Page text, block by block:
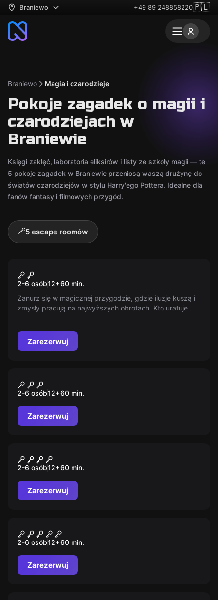
Braniewo +49 89 248858220🇵🇱
Braniewo Magia i czarodzieje
Pokoje zagadek o magii i
czarodziejach w
Braniewie
Księgi zaklęć, laboratoria eliksirów i listy ze szkoły magii — te
5 pokoje zagadek w Braniewie przeniosą waszą drużynę do
światów czarodziejów w stylu Harry'ego Pottera. Idealne dla
fanów fantasy i filmowych przygód.
🪄5 escape roomów
Kraina Czarów
2-6 osób12+60 min.
Zanurz się w magicznej przygodzie, gdzie iluzje kuszą i
zmysły pracują na najwyższych obrotach. Kto uratuje
rzeczywistości.
Zarezerwuj
Epizod 2054 - Escape Box
2-6 osób12+60 min.
Zarezerwuj
Komnata Wiedźmy
2-6 osób12+60 min.
Zarezerwuj
El Profesor: Napad prawie
doskonały
2-6 osób12+60 min.
Zarezerwuj